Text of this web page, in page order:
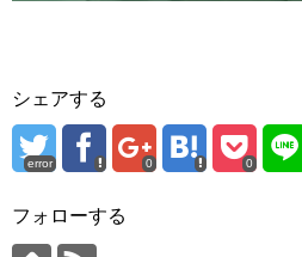
シェアする
error 0 0
フォローする